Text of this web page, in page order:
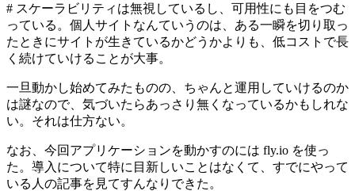
# スケーラビリティは無視しているし、可用性にも目をつむ
っている。個人サイトなんていうのは、ある一瞬を切り取っ
たときにサイトが生きているかどうかよりも、低コストで長
く続けていけることが大事。
一旦動かし始めてみたものの、ちゃんと運用していけるのか
は謎なので、気づいたらあっさり無くなっているかもしれな
い。それは仕方ない。
なお、今回アプリケーションを動かすのには fly.io を使っ
た。導入について特に目新しいことはなくて、すでにやって
いる人の記事を見てすんなりできた。